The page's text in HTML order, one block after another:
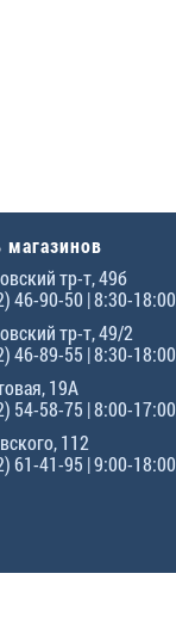
магазинов
тр-т, 49б
46-90-50 | 8:30-18:00
тр-т, 49/2
46-89-55 | 8:30-18:00
19А
54-58-75 | 8:00-17:00
112
61-41-95 | 9:00-18:00